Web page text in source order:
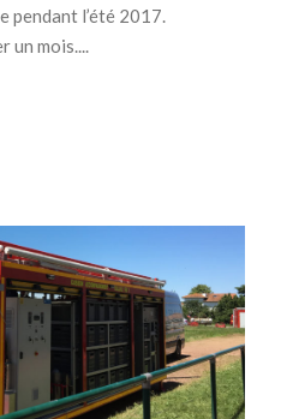
pendant l’été 2017.
un mois....